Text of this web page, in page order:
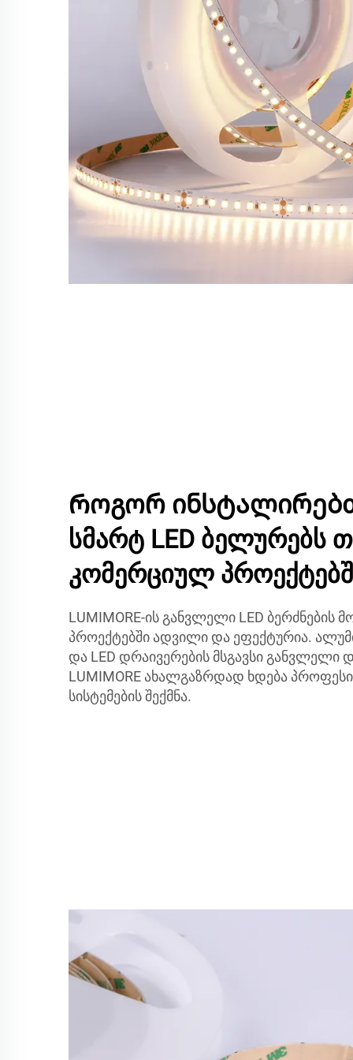
Როგორ ინსტალირებთ
სმარტ LED ბელურებს
კომერციულ
LUMIMORE-ის განვლელი LED ბერძნების
პროექტებში ადვილი და ეფექტურია.
და LED დრაივერების მსგავსი განვლელი
LUMIMORE ახალგაზრდად ხდება
სისტემების შექმნა.